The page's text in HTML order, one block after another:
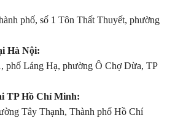
phố, số 1 Tôn Thất Thuyết, phường
Hà Nội:
phố Láng Hạ, phường Ô Chợ Dừa, TP
TP Hồ Chí Minh:
Tây Thạnh, Thành phố Hồ Chí